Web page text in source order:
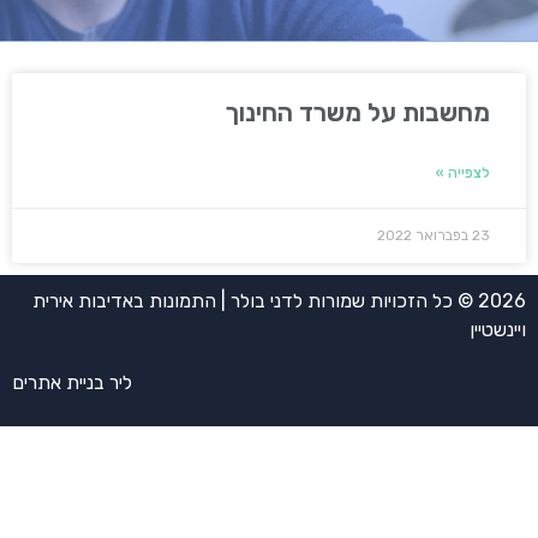
מחשבות על משרד החינוך
לצפייה »
23 בפברואר 2022
2026 © כל הזכויות שמורות לדני בולר | התמונות באדיבות אירית
ויינשטיין
ליר בניית אתרים